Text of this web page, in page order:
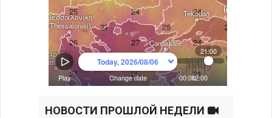
НОВОСТИ ПРОШЛОЙ НЕДЕЛИ